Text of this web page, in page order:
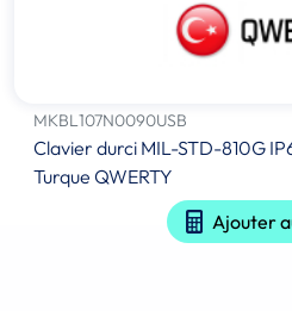
MKBL107N0090USB
Clavier durci MIL-STD-810G
Turque QWERTY
Ajouter